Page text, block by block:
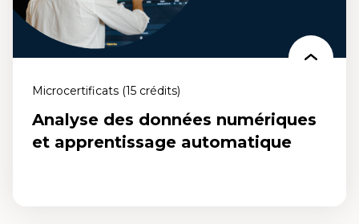
Microcertificats (15 crédits)
Analyse des données numériques
et apprentissage automatique